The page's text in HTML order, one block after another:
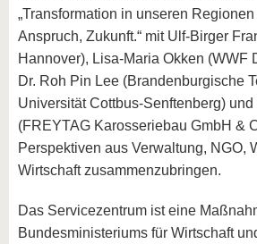
„Transformation in unseren
Anspruch, Zukunft.“ mit Ulf-Birger
Hannover), Lisa-Maria Okken (WWF
Dr. Roh Pin Lee (Brandenburgische
Universität Cottbus-Senftenberg)
(FREYTAG Karosseriebau GmbH &
Perspektiven aus Verwaltung, NGO,
Wirtschaft zusammenzubringen.
Das Servicezentrum ist eine
Bundesministeriums für Wirtschaft